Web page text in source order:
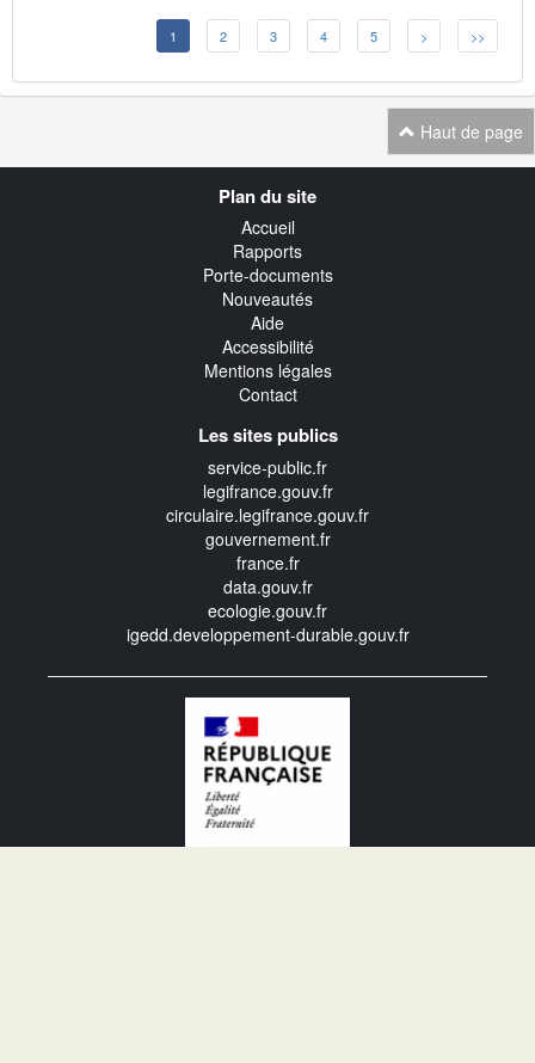
1 2 3 4 5 > >>
Haut de page
Plan du site
Accueil
Rapports
Porte-documents
Nouveautés
Aide
Accessibilité
Mentions légales
Contact
Les sites publics
service-public.fr
legifrance.gouv.fr
circulaire.legifrance.gouv.fr
gouvernement.fr
france.fr
data.gouv.fr
ecologie.gouv.fr
igedd.developpement-durable.gouv.fr